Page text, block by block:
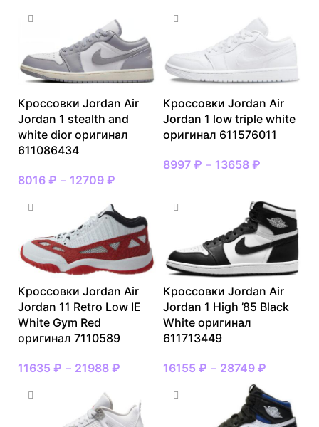
Кроссовки Jordan Air
Jordan 1 stealth and
white dior оригинал
611086434
8016 ₽ – 12709 ₽
Кроссовки Jordan Air
Jordan 1 low triple white
оригинал 611576011
8997 ₽ – 13658 ₽
Кроссовки Jordan Air
Jordan 11 Retro Low IE
White Gym Red
оригинал 7110589
11635 ₽ – 21988 ₽
Кроссовки Jordan Air
Jordan 1 High ’85 Black
White оригинал
611713449
16155 ₽ – 28749 ₽